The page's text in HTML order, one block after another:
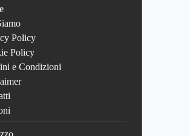
Policy
Policy
e Condizioni